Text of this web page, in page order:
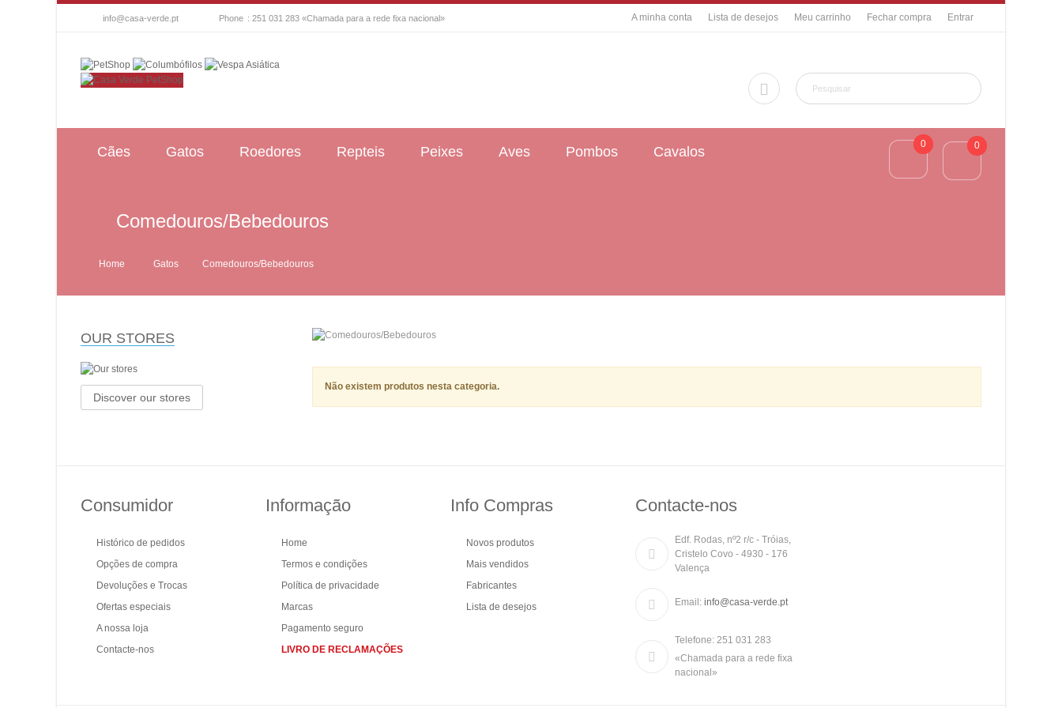
info@casa-verde.pt Phone : 251 031 283 «Chamada para a rede fixa nacional» A minha conta Lista de desejos Meu carrinho Fechar compra Entrar
Cães Gatos Roedores Repteis Peixes Aves Pombos Cavalos 0 0
Comedouros/Bebedouros
Home Gatos Comedouros/Bebedouros
OUR STORES
Discover our stores
Não existem produtos nesta categoria.
Consumidor
Histórico de pedidos
Opções de compra
Devoluções e Trocas
Ofertas especiais
A nossa loja
Contacte-nos
Informação
Home
Termos e condições
Política de privacidade
Marcas
Pagamento seguro
LIVRO DE RECLAMAÇÕES
Info Compras
Novos produtos
Mais vendidos
Fabricantes
Lista de desejos
Contacte-nos
Edf. Rodas, nº2 r/c - Tróias,
Cristelo Covo - 4930 - 176
Valença
Email: info@casa-verde.pt
Telefone: 251 031 283
«Chamada para a rede fixa
nacional»